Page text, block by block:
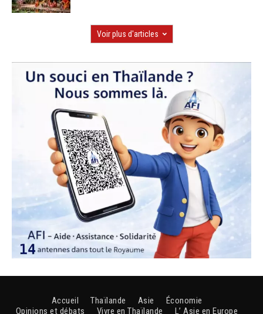
Voir plus d'articles
Accueil Thaïlande Asie
Économie
Opinions et débats
Vivre en Thaïlande L’ Asie en Europe